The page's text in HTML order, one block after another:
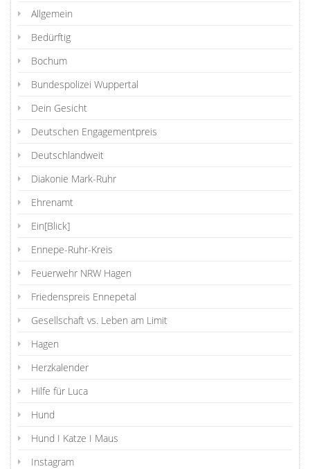
Allgemein
Bedürftig
Bochum
Bundespolizei Wuppertal
Dein Gesicht
Deutschen Engagementpreis
Deutschlandweit
Diakonie Mark-Ruhr
Ehrenamt
Ein[Blick]
Ennepe-Ruhr-Kreis
Feuerwehr NRW Hagen
Friedenspreis Ennepetal
Gesellschaft vs. Leben am Limit
Hagen
Herzkalender
Hilfe für Luca
Hund
Hund I Katze I Maus
Instagram